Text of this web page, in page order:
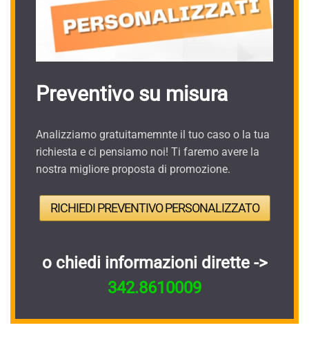
Preventivo su misura
Analizziamo gratuitamemnte il tuo caso o la tua
richiesta e ci pensiamo noi! Ti faremo avere la
nostra migliore proposta di promozione.
RICHIEDI PREVENTIVO PERSONALIZZATO
o chiedi informazioni dirette ->
342.8610009